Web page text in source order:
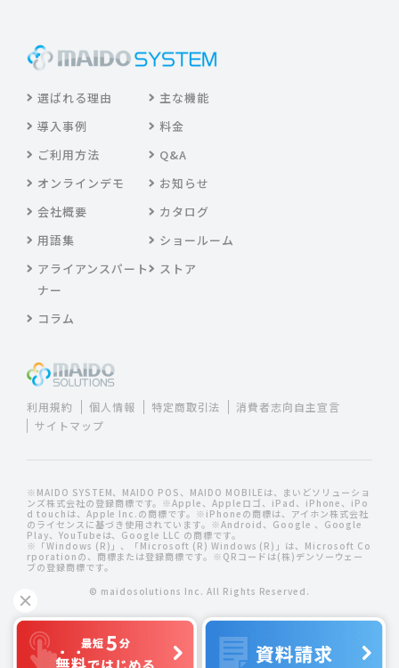
選ばれる理由
主な機能
導入事例
料金
ご利用方法
Q&A
オンラインデモ
お知らせ
会社概要
カタログ
用語集
ショールーム
アライアンスパート
ナー
ストア
コラム
利用規約 個人情報 特定商取引法
消費者志向自主宣言
サイトマップ
※MAIDO SYSTEM、MAIDO POS、MAIDO MOBILEは、まいどソリューショ
ンズ株式会社の登録商標です。※Apple、Appleロゴ、iPad、iPhone、iPo
d touchは、Apple Inc.の商標です。※iPhoneの商標は、アイホン株式会社
のライセンスに基づき使用されています。※Android、Google 、Google
Play、YouTubeは、Google LLC の商標です。
※「Windows (R)」、「Microsoft (R) Windows (R)」は、Microsoft Co
rporationの、商標または登録商標です。※QRコードは(株)デンソーウェー
ブの登録商標です。
© maidosolutions Inc. All Rights Reserved.